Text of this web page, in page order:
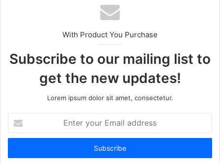
With Product You Purchase
Subscribe to our mailing list to
get the new updates!
Lorem ipsum dolor sit amet, consectetur.
your
Email